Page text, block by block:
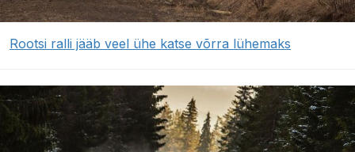
Rootsi ralli jääb veel ühe katse võrra lühemaks